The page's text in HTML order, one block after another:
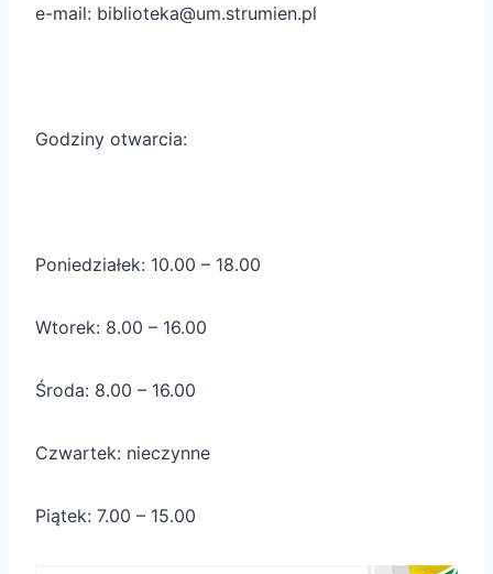
e-mail: biblioteka@um.strumien.pl
Godziny otwarcia:
Poniedziałek: 10.00 – 18.00
Wtorek: 8.00 – 16.00
Środa: 8.00 – 16.00
Czwartek: nieczynne
Piątek: 7.00 – 15.00